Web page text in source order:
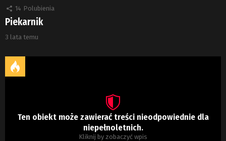
14 Polubienia
Piekarnik
3 lata temu
Ten obiekt może zawierać treści nieodpowiednie dla
niepełnoletnich.
Kliknij by zobaczyć wpis